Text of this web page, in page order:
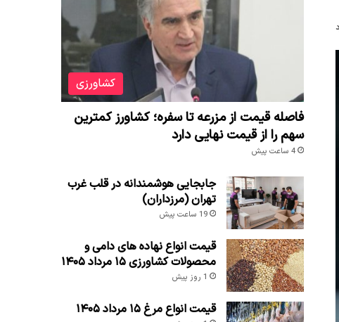
کشاورزی
فاصله قیمت از مزرعه تا سفره؛ کشاورز کمترین
سهم را از قیمت نهایی دارد
4 ساعت پیش
جابجایی هوشمندانه در قلب غرب
تهران (مرزداران)
19 ساعت پیش
قیمت انواع نهاده های دامی و
محصولات کشاورزی ۱۵ مرداد ۱۴۰۵
1 روز پیش
قیمت انواع مرغ ۱۵ مرداد ۱۴۰۵